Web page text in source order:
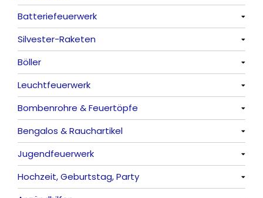
Alle anzeigen
Batteriefeuerwerk
Alle anzeigen
Silvester-Raketen
Alle anzeigen
Böller
Alle anzeigen
China-Böller
Knaller / Kanonenschläge
Reibkopfknaller
Frösche, Pfeiffer
Leuchtfeuerwerk
Alle anzeigen
Vulkane
Fontänen
Sonnen
Bombenrohre & Feuertöpfe
Alle anzeigen
Mit Rumms
Bezaubernde Effekte
Bengalos & Rauchartikel
Alle anzeigen
Bengalos
Jugendfeuerwerk
Alle anzeigen
Hochzeit, Geburtstag, Party